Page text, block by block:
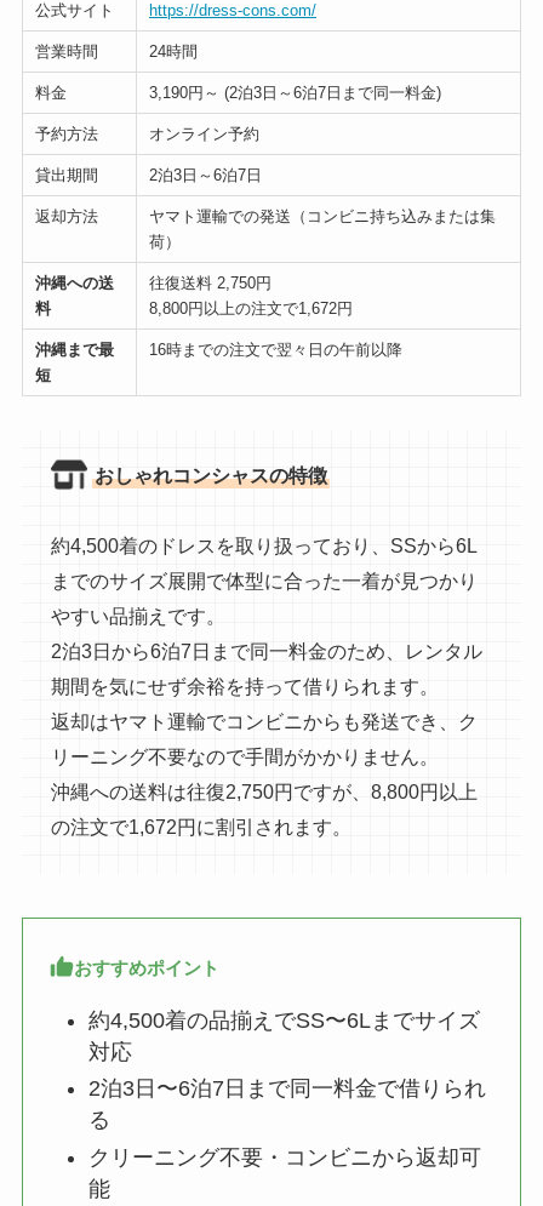
公式サイト https://dress-cons.com/
営業時間 24時間
料金 3,190円～ (2泊3日～6泊7日まで同一料金)
予約方法 オンライン予約
貸出期間 2泊3日～6泊7日
返却方法
ヤマト運輸での発送（コンビニ持ち込みまたは集
荷）
沖縄への送
料
往復送料 2,750円
8,800円以上の注文で1,672円
沖縄まで最
短
16時までの注文で翌々日の午前以降
おしゃれコンシャスの特徴
約4,500着のドレスを取り扱っており、SSから6L
までのサイズ展開で体型に合った一着が見つかり
やすい品揃えです。
2泊3日から6泊7日まで同一料金のため、レンタル
期間を気にせず余裕を持って借りられます。
返却はヤマト運輸でコンビニからも発送でき、ク
リーニング不要なので手間がかかりません。
沖縄への送料は往復2,750円ですが、8,800円以上
の注文で1,672円に割引されます。
おすすめポイント
約4,500着の品揃えでSS〜6Lまでサイズ
対応
2泊3日〜6泊7日まで同一料金で借りられ
る
クリーニング不要・コンビニから返却可
能